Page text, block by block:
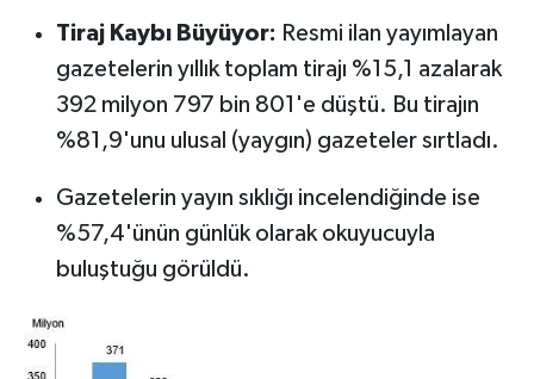
Tiraj Kaybı Büyüyor: Resmi ilan yayımlayan
gazetelerin yıllık toplam tirajı %15,1 azalarak
392 milyon 797 bin 801'e düştü. Bu tirajın
%81,9'unu ulusal (yaygın) gazeteler sırtladı.
Gazetelerin yayın sıklığı incelendiğinde ise
%57,4'ünün günlük olarak okuyucuyla
buluştuğu görüldü.